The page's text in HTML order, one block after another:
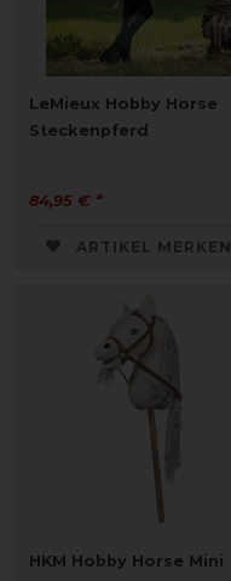
LeMieux Hobby Horse
Steckenpferd
84,95 € *
ARTIKEL MERKEN
HKM Hobby Horse Mini